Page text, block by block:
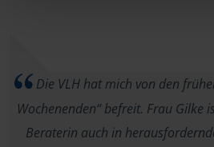
Die VLH hat mich von den
Wochenenden“ befreit. Frau Gilke
Beraterin auch in